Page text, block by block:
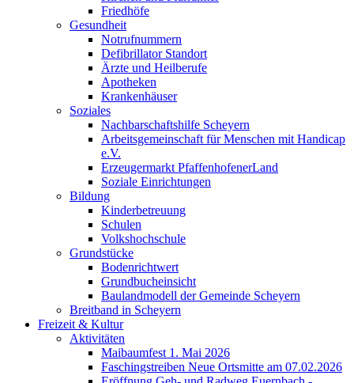
Friedhöfe
Gesundheit
Notrufnummern
Defibrillator Standort
Ärzte und Heilberufe
Apotheken
Krankenhäuser
Soziales
Nachbarschaftshilfe Scheyern
Arbeitsgemeinschaft für Menschen mit Handicap
e.V.
Erzeugermarkt PfaffenhofenerLand
Soziale Einrichtungen
Bildung
Kinderbetreuung
Schulen
Volkshochschule
Grundstücke
Bodenrichtwert
Grundbucheinsicht
Baulandmodell der Gemeinde Scheyern
Breitband in Scheyern
Freizeit & Kultur
Aktivitäten
Maibaumfest 1. Mai 2026
Faschingstreiben Neue Ortsmitte am 07.02.2026